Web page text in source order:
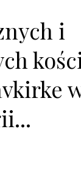
i